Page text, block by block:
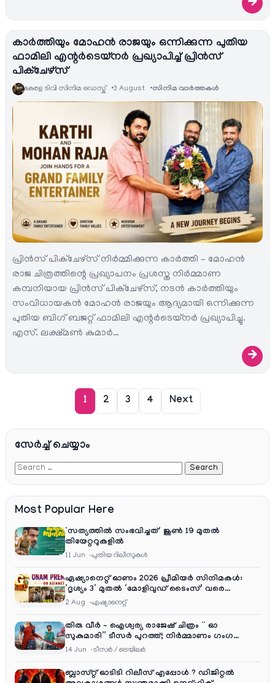
→
കാർത്തിയും മോഹൻ രാജയും ഒന്നിക്കുന്ന പുതിയ
ഫാമിലി എന്റർടെയ്‌നർ പ്രഖ്യാപിച്ച് പ്രിൻസ്
പിക്ചേഴ്സ്
കേരള ടിവി സിനിമ ഡെസ്ക് 3 August സിനിമ വാര്‍ത്തകള്‍
പ്രിൻസ് പിക്ചേഴ്സ് നിർമ്മിക്കുന്ന കാർത്തി – മോഹൻ
രാജ ചിത്രത്തിന്റെ പ്രഖ്യാപനം പ്രശസ്ത നിർമ്മാണ
കമ്പനിയായ പ്രിൻസ് പിക്ചേഴ്സ്, നടൻ കാർത്തിയും
സംവിധായകൻ മോഹൻ രാജയും ആദ്യമായി ഒന്നിക്കുന്ന
പുതിയ ബിഗ് ബജറ്റ് ഫാമിലി എന്റർടെയ്‌നർ പ്രഖ്യാപിച്ചു.
എസ്. ലക്ഷ്മൺ കുമാർ…
→
1 2 3 4 Next
സേര്‍ച്ച്‌ ചെയ്യാം
Most Popular Here
‘സത്യത്തിൽ സംഭവിച്ചത്’ ജൂൺ 19 മുതൽ
തിയേറ്ററുകളിൽ
11 Jun പുതിയ റിലീസുകള്‍
ഏഷ്യാനെറ്റ് ഓണം 2026 പ്രീമിയർ സിനിമകൾ:
‘ദൃശ്യം 3’ മുതൽ ‘മോളിവുഡ് ടൈംസ്’ വരെ
ആഘോഷ വിരുന്ന്
2 Aug ഏഷ്യാനെറ്റ്‌
തിരു വീർ – ഐശ്വര്യ രാജേഷ് ചിത്രം ” ഓ
സുകുമാരി” ടീസർ പുറത്ത്; നിർമ്മാണം ഗംഗ
എന്റർടൈൻമെന്റ്‌സ്
14 Jun ടീസര്‍ / ട്രെയിലര്‍
ബ്ലാസ്റ്റ് ഓടിടി റിലീസ് എപ്പോൾ ? ഡിജിറ്റൽ